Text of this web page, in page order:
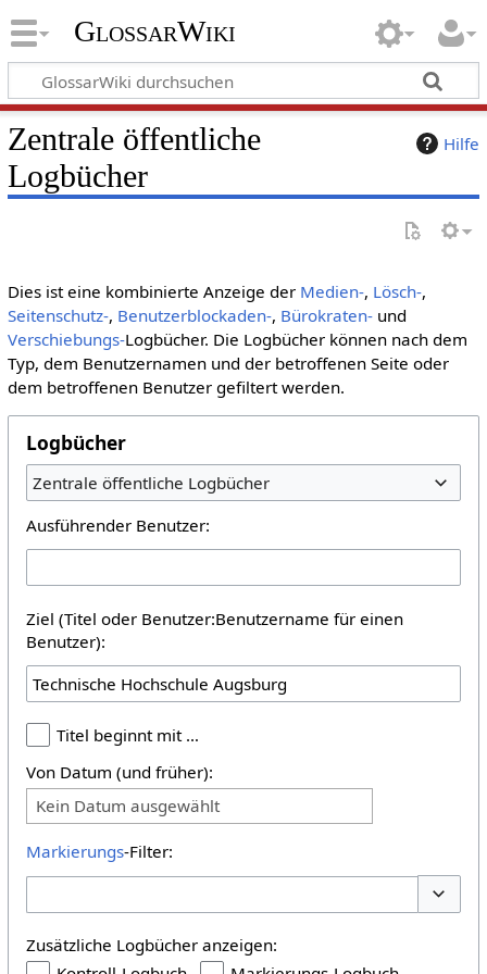
GlossarWiki
Hilfe
Zentrale öffentliche
Logbücher
Dies ist eine kombinierte Anzeige der Medien-, Lösch-,
Seitenschutz-, Benutzerblockaden-, Bürokraten-und
Verschiebungs-Logbücher. Die Logbücher können nach dem
Typ, dem Benutzernamen und der betroffenen Seite oder
dem betroffenen Benutzer gefiltert werden.
Logbücher
Zentrale öffentliche Logbücher
Ausführender Benutzer:
Ziel (Titel oder Benutzer:Benutzername für einen
Benutzer):
Titel beginnt mit …
Von Datum (und früher):
Kein Datum ausgewählt
Markierungs-Filter:
Zusätzliche Logbücher anzeigen: